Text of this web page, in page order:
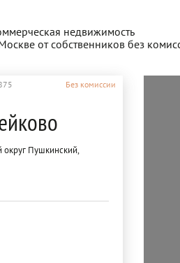
недвижимость
от собственников без
Без комиссии
округ Пушкинский,